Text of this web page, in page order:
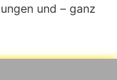
und – ganz